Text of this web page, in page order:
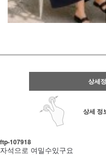
상세
상세 정
ftp- 107918
자석으로 여밀수있구요